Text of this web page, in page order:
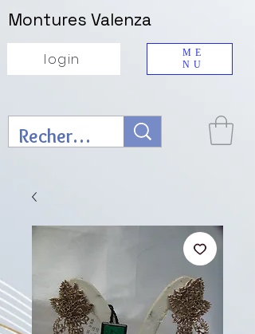
ME
NU
Montures Valenza
login